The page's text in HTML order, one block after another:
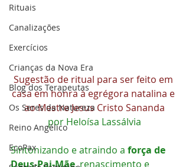
Rituais
Canalizações
Exercícios
Crianças da Nova Era
Blog dos Terapeutas
Os Seres da Natureza
Reino Angélico
EcoPax
Sugestão de ritual para ser feito em
casa em honra à egrégora natalina e
ao Mestre Jesus Cristo Sananda
por Heloísa Lassálvia
Sintonizando e atraindo a força de
Deus-Pai-Mãe, renascimento e